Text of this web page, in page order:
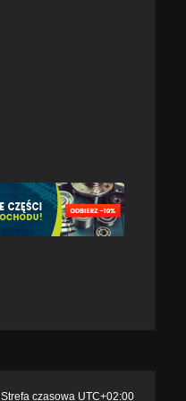
Strefa czasowa UTC+02:00